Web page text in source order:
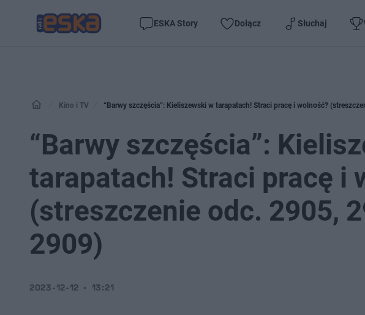
ESKA Story Dołącz Słuchaj
Kino i TV “Barwy szczęścia”: Kieliszewski w tarapatach! Straci pracę i wolność?
“Barwy szczęścia”:
tarapatach! Straci pracę i
(streszczenie odc. 2905,
2909)
2023-12-12 13:21